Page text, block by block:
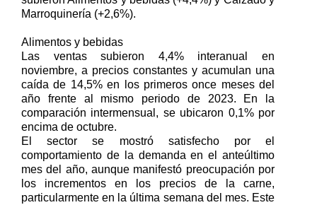
Marroquinería (+2,6%).
Alimentos y bebidas
Las ventas subieron 4,4% interanual en
noviembre, a precios constantes y acumulan una
caída de 14,5% en los primeros once meses del
año frente al mismo periodo de 2023. En la
comparación intermensual, se ubicaron 0,1% por
encima de octubre.
El sector se mostró satisfecho por el
comportamiento de la demanda en el anteúltimo
mes del año, aunque manifestó preocupación por
los incrementos en los precios de la carne,
particularmente en la última semana del mes. Este